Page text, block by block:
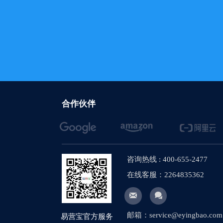
合作伙伴
易营宝官方服务
咨询热线 : 400-655-2477
在线客服：2264835362
 
邮箱：service@eyingbao.com